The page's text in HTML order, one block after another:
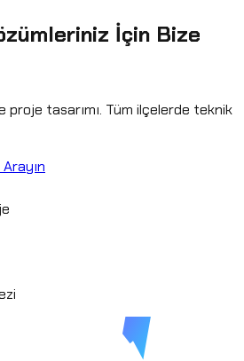
İçin Bize
tasarımı. Tüm ilçelerde teknik